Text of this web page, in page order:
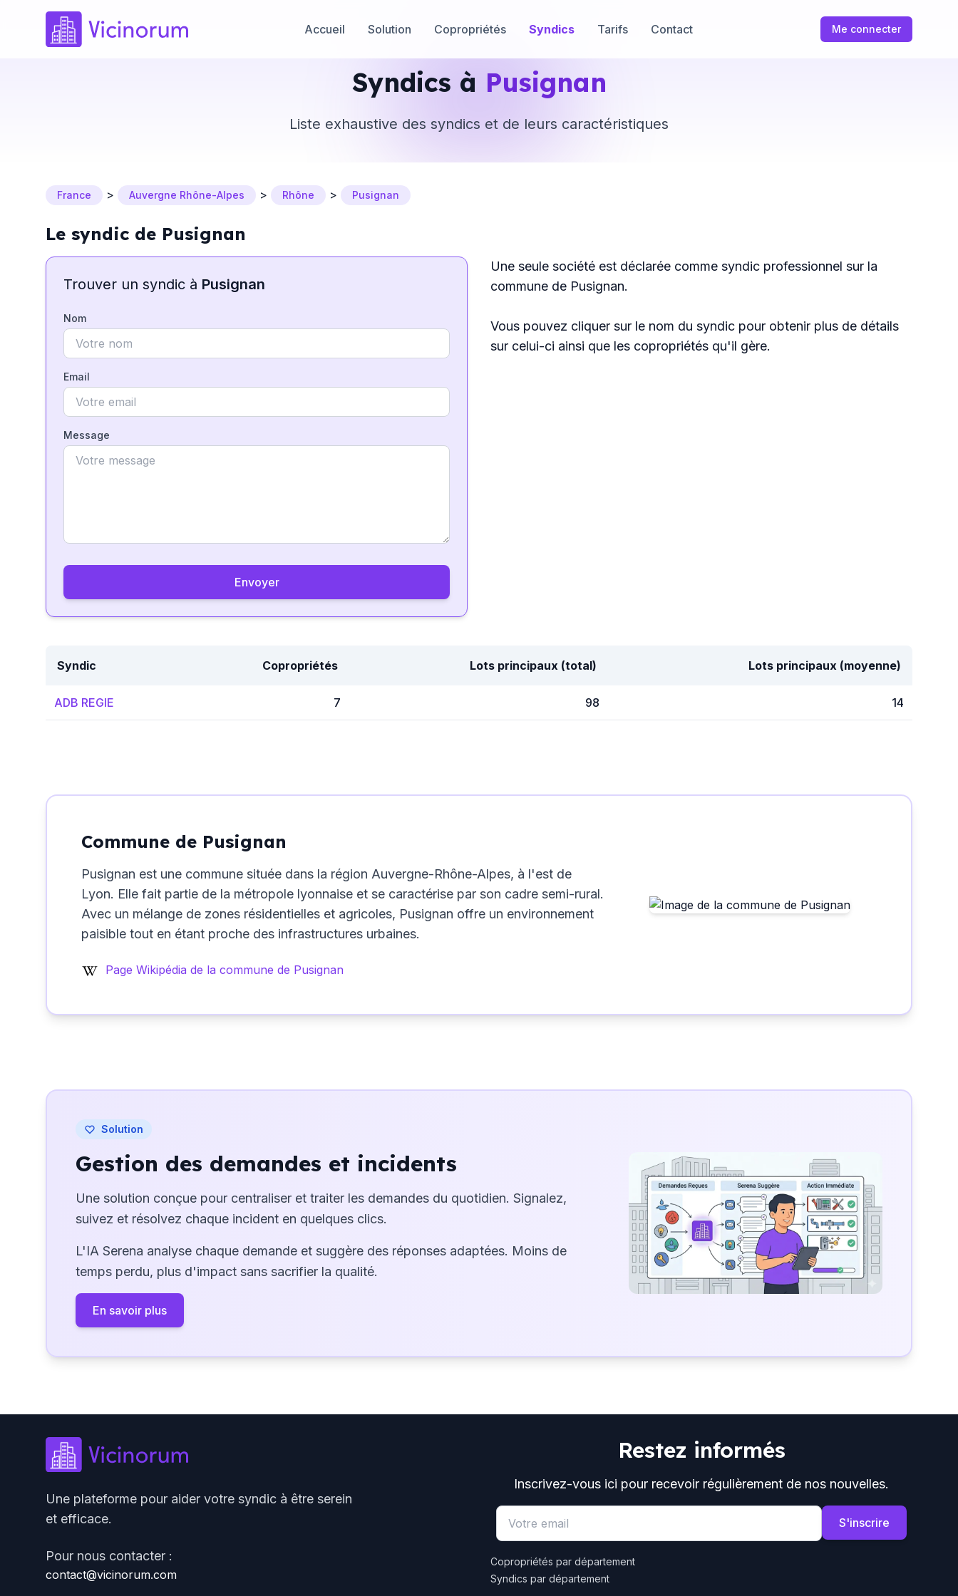
Accueil Solution Copropriétés Syndics Tarifs Contact Me connecter
Syndics à Pusignan
Liste exhaustive des syndics et de leurs caractéristiques
France > Auvergne Rhône-Alpes > Rhône > Pusignan
Le syndic de Pusignan
Trouver un syndic à Pusignan
Nom
Email
Message
Envoyer
Une seule société est déclarée comme syndic professionnel sur la
commune de Pusignan.
Vous pouvez cliquer sur le nom du syndic pour obtenir plus de détails
sur celui-ci ainsi que les copropriétés qu'il gère.
Syndic Copropriétés Lots principaux (total) Lots principaux (moyenne)
ADB REGIE 7 98 14
Commune de Pusignan
Pusignan est une commune située dans la région Auvergne-Rhône-Alpes, à l'est de
Lyon. Elle fait partie de la métropole lyonnaise et se caractérise par son cadre semi-rural.
Avec un mélange de zones résidentielles et agricoles, Pusignan offre un environnement
paisible tout en étant proche des infrastructures urbaines.
Page Wikipédia de la commune de Pusignan
Solution
Gestion des demandes et incidents
Une solution conçue pour centraliser et traiter les demandes du quotidien. Signalez,
suivez et résolvez chaque incident en quelques clics.
L'IA Serena analyse chaque demande et suggère des réponses adaptées. Moins de
temps perdu, plus d'impact sans sacrifier la qualité.
En savoir plus
Une plateforme pour aider votre syndic à être serein
et efficace.
Pour nous contacter :
contact@vicinorum.com
Restez informés
Inscrivez-vous ici pour recevoir régulièrement de nos nouvelles.
Email address
S'inscrire
Copropriétés par département
Syndics par département